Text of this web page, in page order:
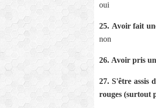
oui
25. Avoir fait
non
26. Avoir pris
27. S'être assis
rouges (surtout